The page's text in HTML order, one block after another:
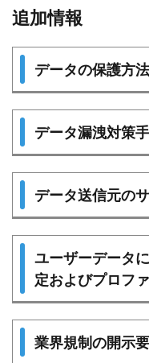
追加情報
データの保護方法
データ漏洩対策
データ送信元の
ユーザーデータ
定およびプロフ
業界規制の開示